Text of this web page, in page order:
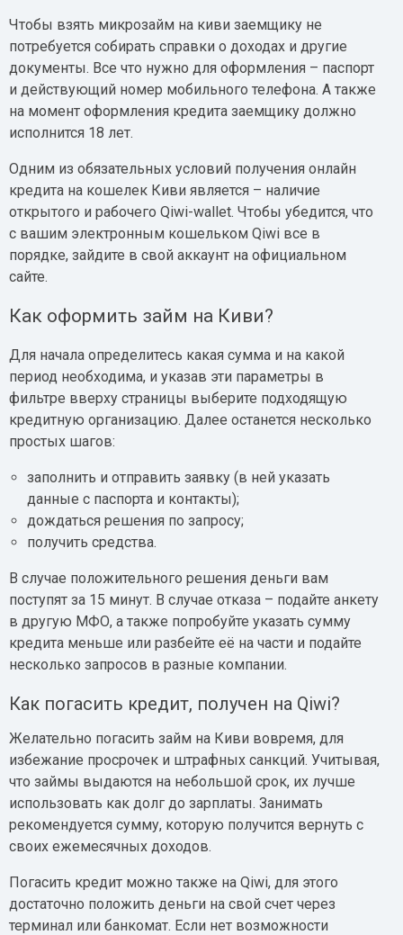
Чтобы взять микрозайм на киви заемщику не
потребуется собирать справки о доходах и другие
документы. Все что нужно для оформления – паспорт
и действующий номер мобильного телефона. А также
на момент оформления кредита заемщику должно
исполнится 18 лет.
Одним из обязательных условий получения онлайн
кредита на кошелек Киви является – наличие
открытого и рабочего Qiwi-wallet. Чтобы убедится, что
с вашим электронным кошельком Qiwi все в
порядке, зайдите в свой аккаунт на официальном
сайте.
Как оформить займ на Киви?
Для начала определитесь какая сумма и на какой
период необходима, и указав эти параметры в
фильтре вверху страницы выберите подходящую
кредитную организацию. Далее останется несколько
простых шагов:
заполнить и отправить заявку (в ней указать
данные с паспорта и контакты);
дождаться решения по запросу;
получить средства.
В случае положительного решения деньги вам
поступят за 15 минут. В случае отказа – подайте анкету
в другую МФО, а также попробуйте указать сумму
кредита меньше или разбейте её на части и подайте
несколько запросов в разные компании.
Как погасить кредит, получен на Qiwi?
Желательно погасить займ на Киви вовремя, для
избежание просрочек и штрафных санкций. Учитывая,
что займы выдаются на небольшой срок, их лучше
использовать как долг до зарплаты. Занимать
рекомендуется сумму, которую получится вернуть с
своих ежемесячных доходов.
Погасить кредит можно также на Qiwi, для этого
достаточно положить деньги на свой счет через
терминал или банкомат. Если нет возможности